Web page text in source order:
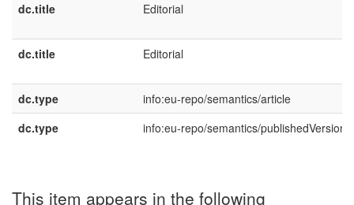
dc.title
Editorial
dc.title Editorial
dc.type
info:eu-repo/semantics/article
dc.type
info:eu-repo/semantics/publishedVersion
This item appears in the following